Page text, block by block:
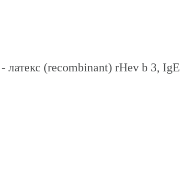
латекс (recombinant) rHev b 3, IgE